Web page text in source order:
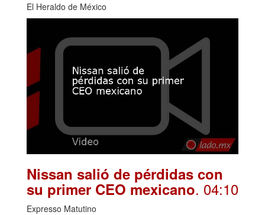
El Heraldo de México
Nissan salió de pérdidas con
su primer CEO mexicano. 04:10
Expresso Matutino